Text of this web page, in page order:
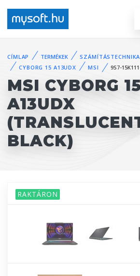
CÍMLAP TERMÉKEK SZÁMÍTÁSTECHNIKA
CYBORG 15 A13UDX
MSI 9S7-
MSI CYBORG
A13UDX
BLACK)
RAKTÁRON